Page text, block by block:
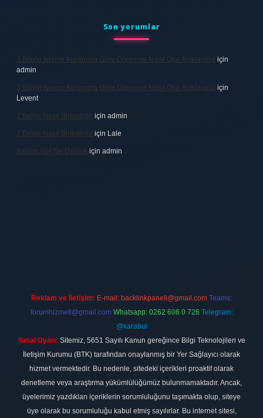
Son yorumlar
3 Bilgiyi Işleme Kuramına Göre Öğrenme Nasıl Olur Açıklayınız için
admin
3 Bilgiyi Işleme Kuramına Göre Öğrenme Nasıl Olur Açıklayınız için
Levent
2 Belge Nasıl Birleştirilir için admin
2 Belge Nasıl Birleştirilir için Lale
Baskın Alel Ne Demek için admin
Reklam ve İletişim: E-mail: backlinkpaneli@gmail.com Teams:
forumhizmeti@gmail.com Whatsapp: 0262 606 0 726 Telegram:
@karabul
Yasal Uyarı: Sitemiz, 5651 Sayılı Kanun gereğince Bilgi Teknolojileri ve
İletişim Kurumu (BTK) tarafından onaylanmış bir Yer Sağlayıcı olarak
hizmet vermektedir. Bu nedenle, sitedeki içerikleri proaktif olarak
denetleme veya araştırma yükümlülüğümüz bulunmamaktadır. Ancak,
üyelerimiz yazdıkları içeriklerin sorumluluğunu taşımakta olup, siteye
üye olarak bu sorumluluğu kabul etmiş sayılırlar. Bu internet sitesi,